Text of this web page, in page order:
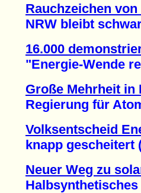
Rauchzeichen
NRW bleibt
16.000
"Energie-Wende
Große Mehrheit in
Regierung für
Volksentscheid
knapp gescheitert
Neuer Weg zu
Halbsynthetisches